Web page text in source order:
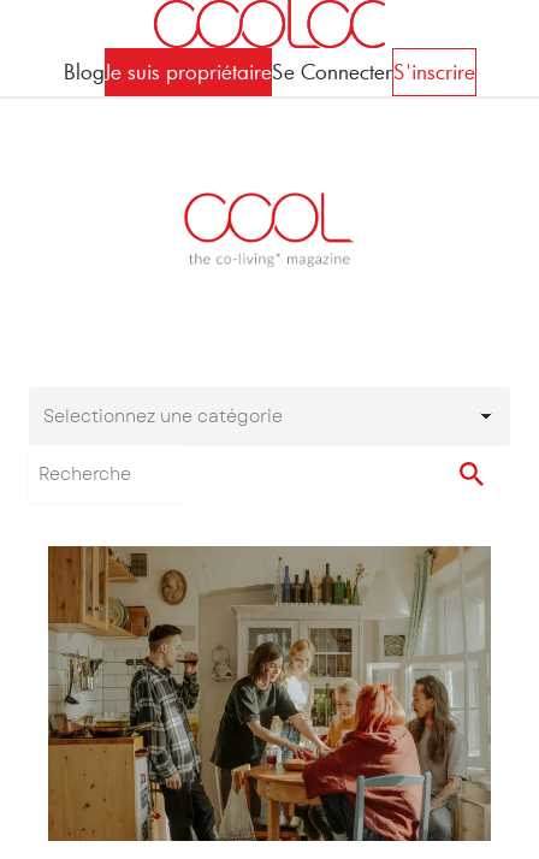
BlogJe suis propriétaireSe ConnecterS'inscrire
Selectionnez une
Selectionnez une catégorie